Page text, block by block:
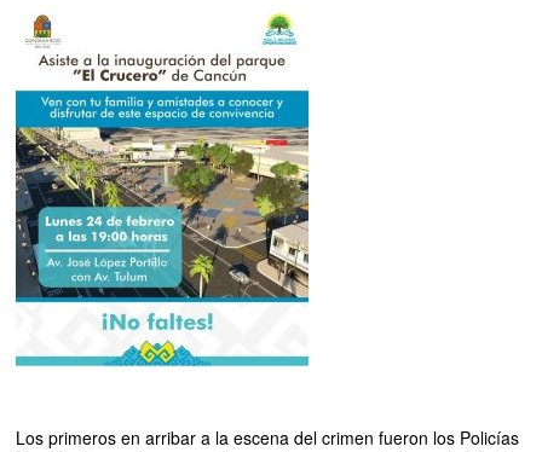
Los primeros en arribar a la escena del crimen fueron los Policías